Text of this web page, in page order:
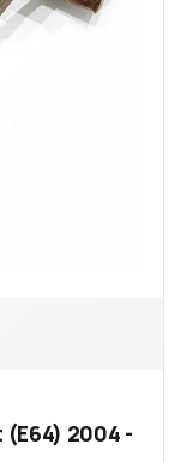
(E64) 2004 -